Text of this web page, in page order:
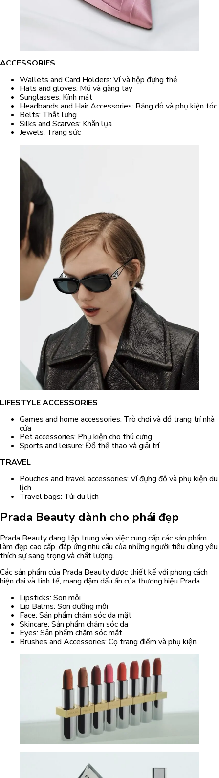
ACCESSORIES
Wallets and Card Holders: Ví và hộp đựng thẻ
Hats and gloves: Mũ và găng tay
Sunglasses: Kính mát
Headbands and Hair Accessories: Băng đô và phụ kiện tóc
Belts: Thắt lưng
Silks and Scarves: Khăn lụa
Jewels: Trang sức
LIFESTYLE ACCESSORIES
Games and home accessories: Trò chơi và đồ trang trí nhà
cửa
Pet accessories: Phụ kiện cho thú cưng
Sports and leisure: Đồ thể thao và giải trí
TRAVEL
Pouches and travel accessories: Ví đựng đồ và phụ kiện du
lịch
Travel bags: Túi du lịch
Prada Beauty dành cho phái đẹp
Prada Beauty đang tập trung vào việc cung cấp các sản phẩm
làm đẹp cao cấp, đáp ứng nhu cầu của những người tiêu dùng yêu
thích sự sang trọng và chất lượng.
Các sản phẩm của Prada Beauty được thiết kế với phong cách
hiện đại và tinh tế, mang đậm dấu ấn của thương hiệu Prada.
Lipsticks: Son môi
Lip Balms: Son dưỡng môi
Face: Sản phẩm chăm sóc da mặt
Skincare: Sản phẩm chăm sóc da
Eyes: Sản phẩm chăm sóc mắt
Brushes and Accessories: Cọ trang điểm và phụ kiện